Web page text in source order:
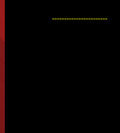
-----------------------